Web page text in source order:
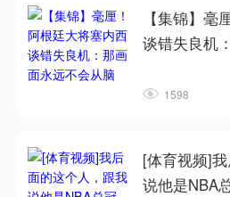
【集锦】毫
谈错失良机
1598
[体育视频]
说他是NBA